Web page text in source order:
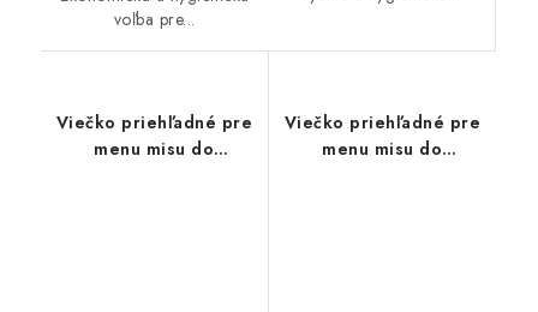
voľba pre...
Viečko priehľadné pre
menu misu do
Viečko priehľadné pre
menu misu do